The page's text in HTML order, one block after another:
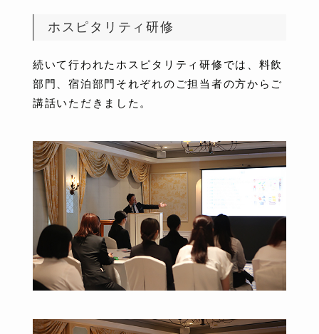
ホスピタリティ研修
続いて行われたホスピタリティ研修では、料飲
部門、宿泊部門それぞれのご担当者の方からご
講話いただきました。